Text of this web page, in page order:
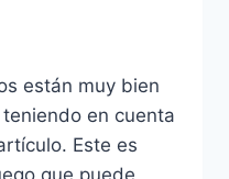
las caracterÃ­sticas
casinos online con
2026
Ãºtil para comparar
del sector.
están muy bien
en cuenta
Este es